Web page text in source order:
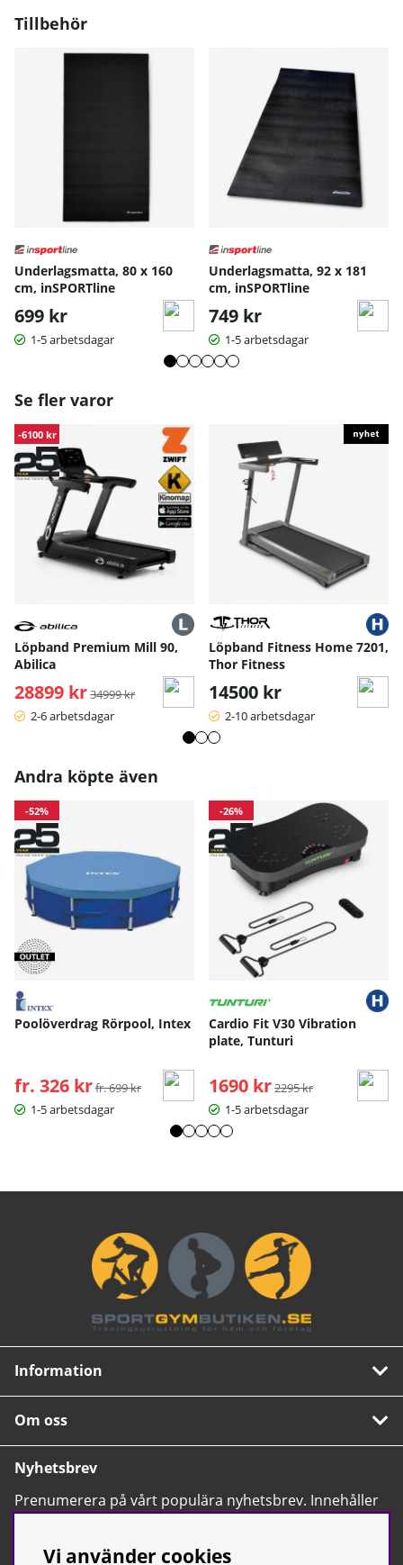
Tillbehör
Underlagsmatta, 80 x 160
cm, inSPORTline
699 kr
1-5 arbetsdagar
Underlagsmatta, 92 x 181
cm, inSPORTline
749 kr
1-5 arbetsdagar
Se fler varor
-6100 kr
Löpband Premium Mill 90,
Abilica
28899 kr Ordinarie pris:
34999 kr
2-6 arbetsdagar
Löpband Fitness Home 7201,
Thor Fitness
14500 kr
2-10 arbetsdagar
Andra köpte även
-52%
Poolöverdrag Rörpool, Intex
fr. 326 kr Ordinarie pris:
fr. 699 kr
1-5 arbetsdagar
-26%
Cardio Fit V30 Vibration
plate, Tunturi
1690 kr Ordinarie pris:
2295 kr
1-5 arbetsdagar
Information
Om oss
Nyhetsbrev
Prenumerera på vårt populära nyhetsbrev. Innehåller
tips, nyheter och våra allra bästa erbjudanden.
Vi använder cookies